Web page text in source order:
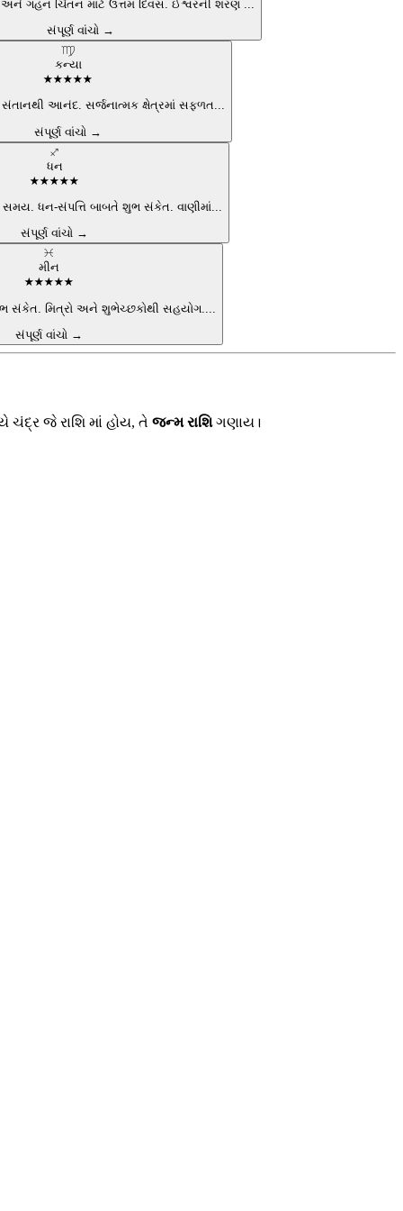
અને ગહન ચિંતન માટે ઉત્તમ દિવસ. ઈશ્વરની શરણ
સંપૂર્ણ વાંચો →
♍
કન્યા
★★★★★
સંતાનથી આનંદ. સર્જનાત્મક ક્ષેત્રમાં સફળત...
સંપૂર્ણ વાંચો →
♐
ધન
★★★★★
ધન-સંપત્તિ બાબતે શુભ સંકેત. વાણીમાં
સંપૂર્ણ વાંચો →
♓
મીન
★★★★★
સંકેત. મિત્રો અને શુભેચ્છકોથી સહયોગ.
સંપૂર્ણ વાંચો →
જે રાશિ માં હોય, તે જન્મ રાશિગણાય।